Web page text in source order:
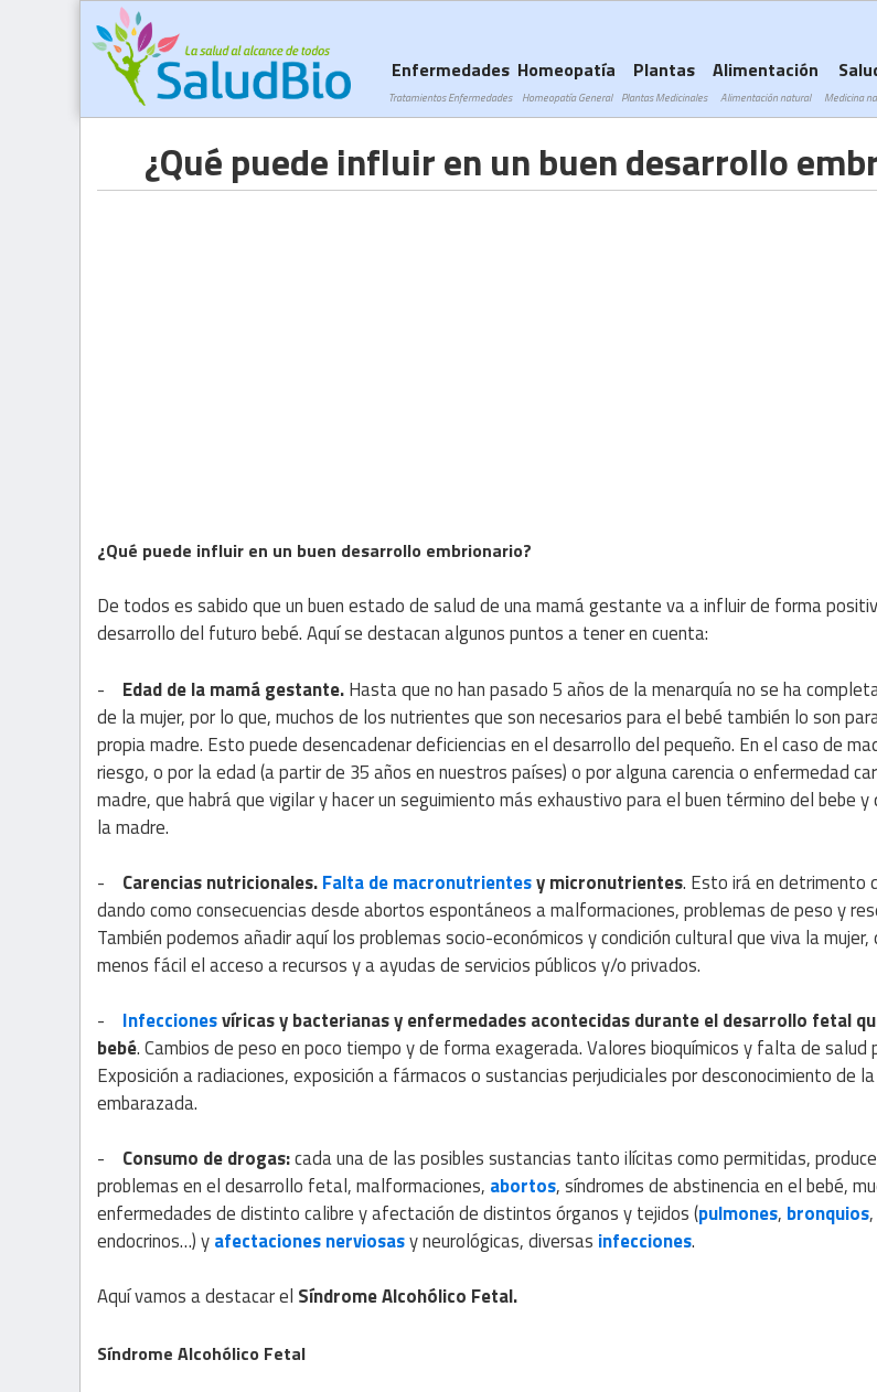
¿Qué puede influir en un buen desarrollo
¿Qué puede influir en un buen desarrollo embrionario?
De todos es sabido que un buen estado de salud de una mamá gestante va a influir de forma
desarrollo del futuro bebé. Aquí se destacan algunos puntos a tener en cuenta:
-
Edad de la mamá gestante.Hasta que no han pasado 5 años de la menarquía no se ha
de la mujer, por lo que, muchos de los nutrientes que son necesarios para el bebé también lo son
propia madre. Esto puede desencadenar deficiencias en el desarrollo del pequeño. En el caso de
riesgo, o por la edad (a partir de 35 años en nuestros países) o por alguna carencia o enfermedad
madre, que habrá que vigilar y hacer un seguimiento más exhaustivo para el buen término del bebe
la madre.
-
Carencias nutricionales.Falta de macronutrientesy micronutrientes. Esto irá en detrimento
dando como consecuencias desde abortos espontáneos a malformaciones, problemas de peso y
También podemos añadir aquí los problemas socio-económicos y condición cultural que viva la
menos fácil el acceso a recursos y a ayudas de servicios públicos y/o privados.
-
Infeccionesvíricas y bacterianas y enfermedades acontecidas durante el desarrollo fetal
bebé. Cambios de peso en poco tiempo y de forma exagerada. Valores bioquímicos y falta de salud
Exposición a radiaciones, exposición a fármacos o sustancias perjudiciales por desconocimiento de
embarazada.
-
Consumo de drogas:cada una de las posibles sustancias tanto ilícitas como permitidas,
problemas en el desarrollo fetal, malformaciones, abortos, síndromes de abstinencia en el bebé,
enfermedades de distinto calibre y afectación de distintos órganos y tejidos (pulmones, bronquios,
endocrinos…) yafectaciones nerviosasy neurológicas, diversas infecciones.
Aquí vamos a destacar el Síndrome Alcohólico Fetal.
Síndrome Alcohólico Fetal
Enfermedades
Tratamientos Enfermedades
Homeopatía
Homeopatía General
Plantas
Plantas Medicinales
Alimentación
Alimentación natural Medicina